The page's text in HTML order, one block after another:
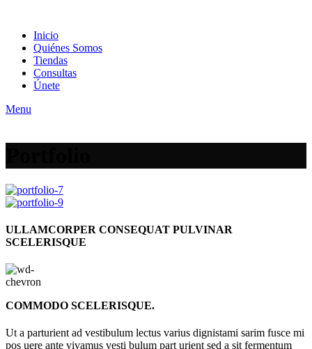
Inicio
Quiénes Somos
Tiendas
Consultas
Únete
Menu
ULLAMCORPER CONSEQUAT PULVINAR
SCELERISQUE
COMMODO SCELERISQUE.
Ut a parturient ad vestibulum lectus varius dignistami sarim fusce mi
pos uere ante vivamus vesti bulum part urient sed a sit fermentum